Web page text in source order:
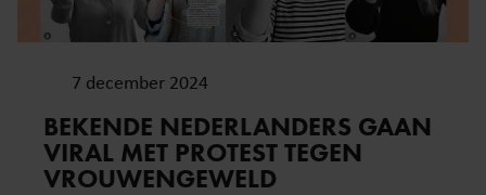
7 december 2024
BEKENDE NEDERLANDERS GAAN
VIRAL MET PROTEST TEGEN
VROUWENGEWELD